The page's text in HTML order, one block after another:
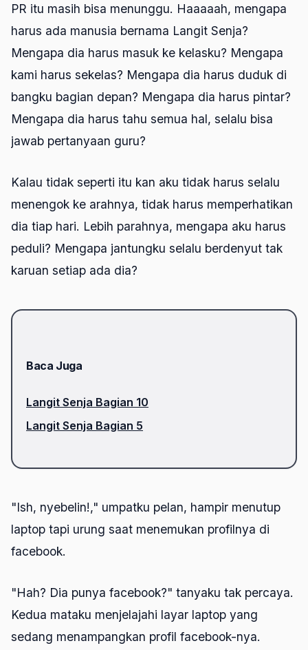
PR itu masih bisa menunggu. Haaaaah, mengapa
harus ada manusia bernama Langit Senja?
Mengapa dia harus masuk ke kelasku? Mengapa
kami harus sekelas? Mengapa dia harus duduk di
bangku bagian depan? Mengapa dia harus pintar?
Mengapa dia harus tahu semua hal, selalu bisa
jawab pertanyaan guru?
Kalau tidak seperti itu kan aku tidak harus selalu
menengok ke arahnya, tidak harus memperhatikan
dia tiap hari. Lebih parahnya, mengapa aku harus
peduli? Mengapa jantungku selalu berdenyut tak
karuan setiap ada dia?
Baca Juga
Langit Senja Bagian 10
Langit Senja Bagian 5
"Ish, nyebelin!," umpatku pelan, hampir menutup
laptop tapi urung saat menemukan profilnya di
facebook.
"Hah? Dia punya facebook?" tanyaku tak percaya.
Kedua mataku menjelajahi layar laptop yang
sedang menampangkan profil facebook-nya.